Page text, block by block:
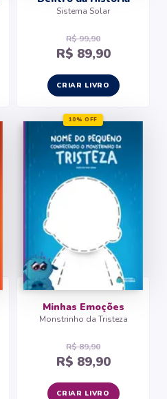
Sistema Solar
R$ 99,90
R$ 89,90
CRIAR LIVRO
10% OFF
Minhas Emoções
Monstrinho da Tristeza
R$ 89,90
R$ 89,90
CRIAR LIVRO